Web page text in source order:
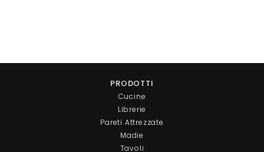
PRODOTTI
Cucine
Librerie
Pareti Attrezzate
Madie
Tavoli